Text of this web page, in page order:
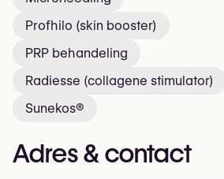
Profhilo (skin booster)
PRP behandeling
Radiesse (collagene stimulator)
Sunekos®
Adres & contact